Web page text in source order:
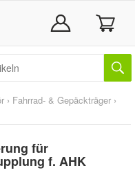
› Fahrrad- & Gepäckträger ›
für
f. AHK